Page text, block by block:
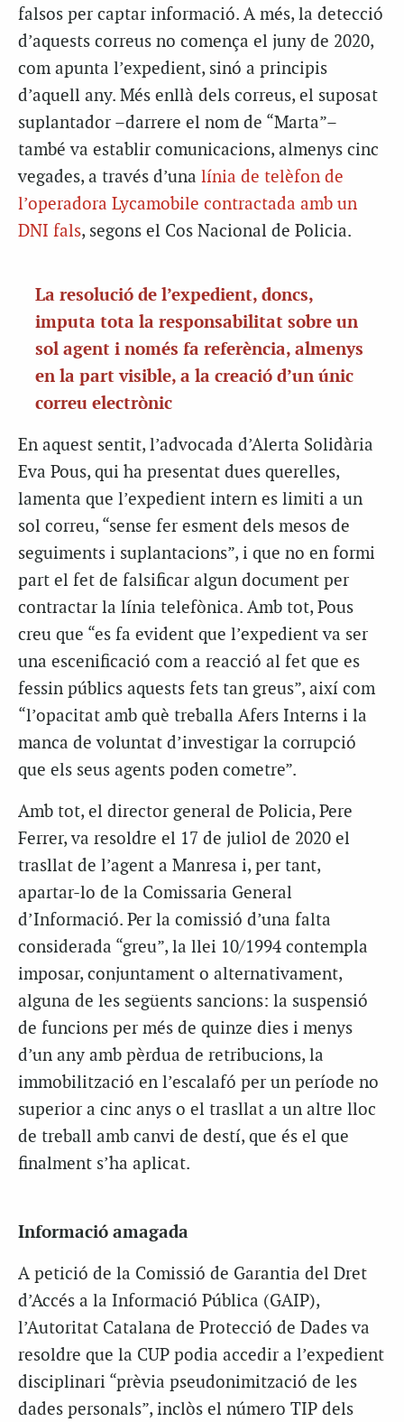
falsos per captar informació. A més, la detecció
d’aquests correus no comença el juny de 2020,
com apunta l’expedient, sinó a principis
d’aquell any. Més enllà dels correus, el suposat
suplantador –darrere el nom de “Marta”–
també va establir comunicacions, almenys cinc
vegades, a través d’una línia de telèfon de
l’operadora Lycamobile contractada amb un
DNI fals, segons el Cos Nacional de Policia.
La resolució de l’expedient, doncs,
imputa tota la responsabilitat sobre un
sol agent i només fa referència, almenys
en la part visible, a la creació d’un únic
correu electrònic
En aquest sentit, l’advocada d’Alerta Solidària
Eva Pous, qui ha presentat dues querelles,
lamenta que l’expedient intern es limiti a un
sol correu, “sense fer esment dels mesos de
seguiments i suplantacions”, i que no en formi
part el fet de falsificar algun document per
contractar la línia telefònica. Amb tot, Pous
creu que “es fa evident que l’expedient va ser
una escenificació com a reacció al fet que es
fessin públics aquests fets tan greus”, així com
“l’opacitat amb què treballa Afers Interns i la
manca de voluntat d’investigar la corrupció
que els seus agents poden cometre”.
Amb tot, el director general de Policia, Pere
Ferrer, va resoldre el 17 de juliol de 2020 el
trasllat de l’agent a Manresa i, per tant,
apartar-lo de la Comissaria General
d’Informació. Per la comissió d’una falta
considerada “greu”, la llei 10/1994 contempla
imposar, conjuntament o alternativament,
alguna de les següents sancions: la suspensió
de funcions per més de quinze dies i menys
d’un any amb pèrdua de retribucions, la
immobilització en l’escalafó per un període no
superior a cinc anys o el trasllat a un altre lloc
de treball amb canvi de destí, que és el que
finalment s’ha aplicat.
Informació amagada
A petició de la Comissió de Garantia del Dret
d’Accés a la Informació Pública (GAIP),
l’Autoritat Catalana de Protecció de Dades va
resoldre que la CUP podia accedir a l’expedient
disciplinari “prèvia pseudonimització de les
dades personals”, inclòs el número TIP dels